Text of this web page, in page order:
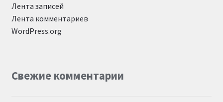
Лента записей
Лента комментариев
WordPress.org
Свежие комментарии